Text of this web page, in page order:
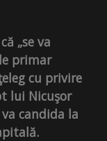
„se va
primar
cu privire
lui Nicuşor
candida la